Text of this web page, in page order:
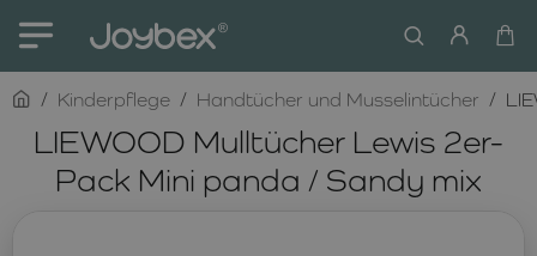
LIEWOOD Mulltücher Lewis 2er-
Pack Mini panda / Sandy mix
homeKinderpflege Handtücher und Musselintücher